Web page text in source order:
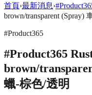
首頁›最新消息›
brown/transparent (Spray)
#Product365
#Product365
brown/
蠟-棕色/透明